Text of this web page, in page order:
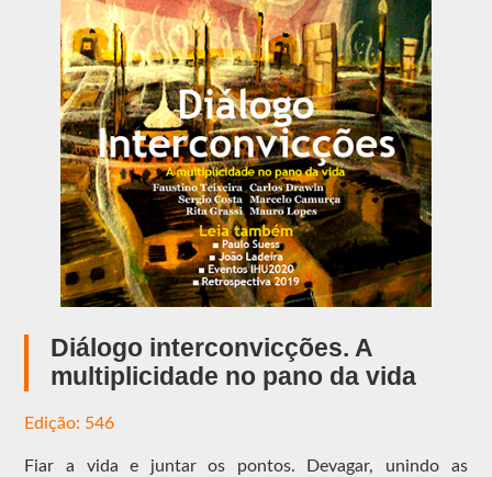
colocou
Armando
Matteo
evidência.
sacerdócio
Diálogo interconvicções. A
multiplicidade no pano da vida
Edição: 546
Fiar a vida e juntar os pontos. Devagar, unindo as